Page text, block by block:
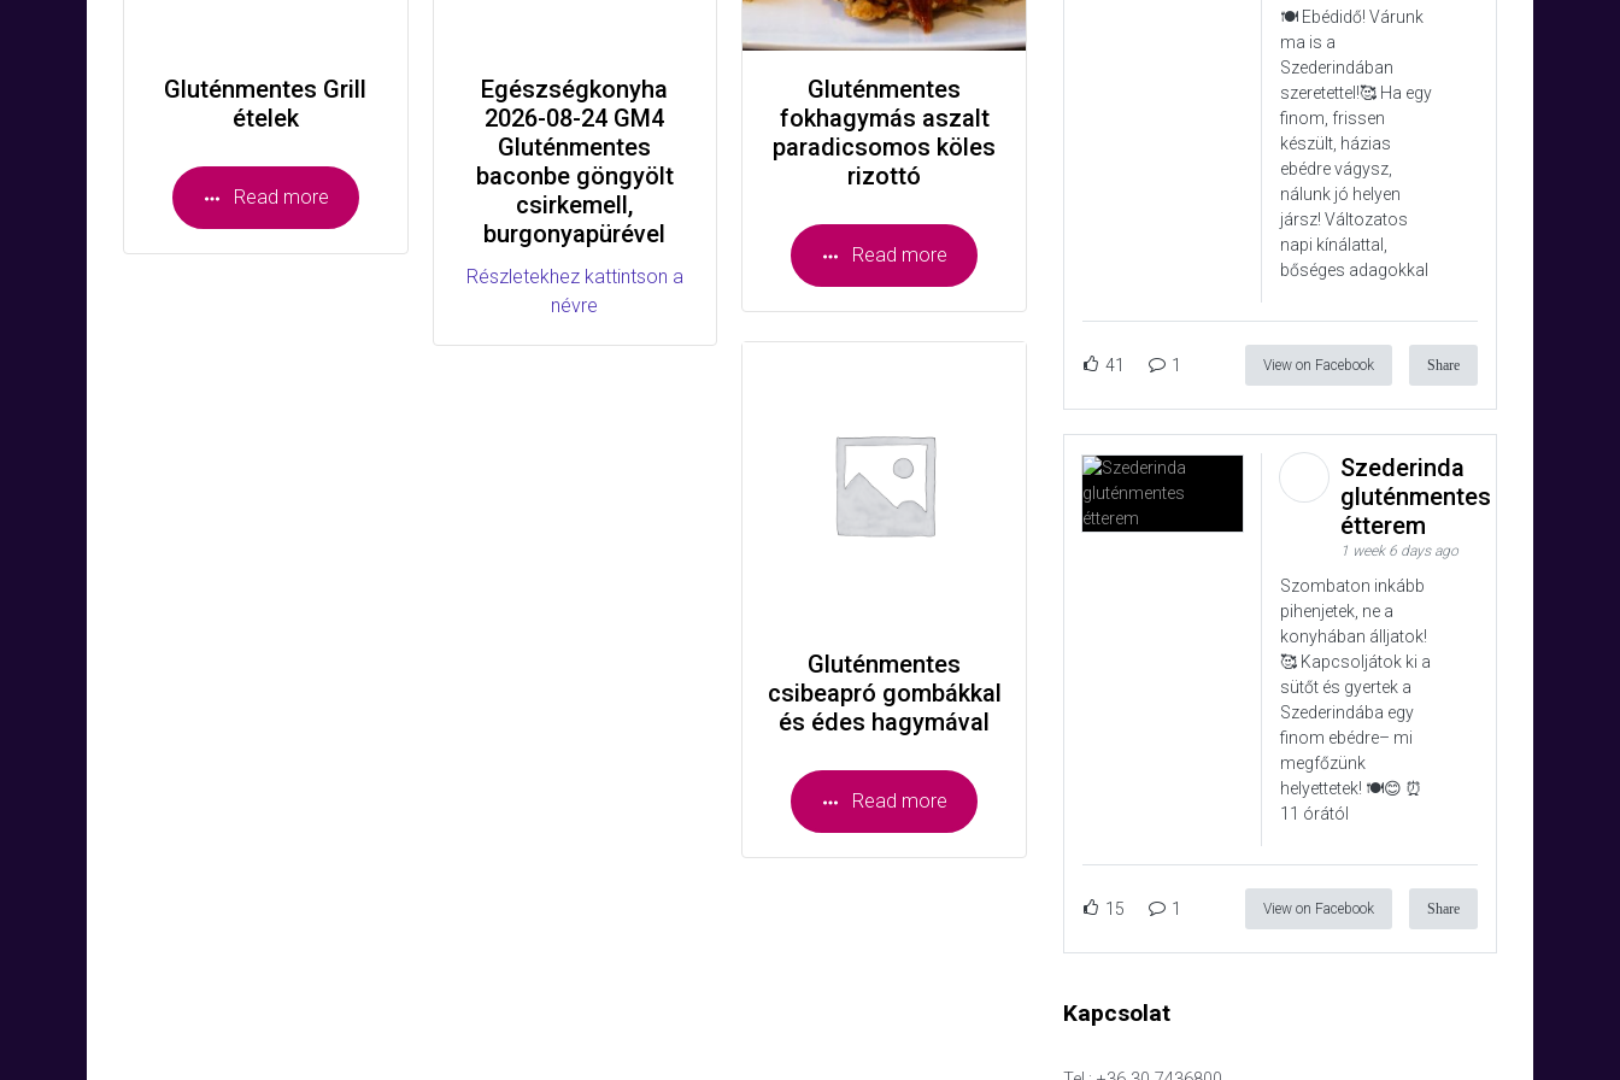
Gluténmentes Grill
ételek
Read more
Egészségkonyha
2026-08-24 GM4
Gluténmentes
baconbe göngyölt
csirkemell,
burgonyapürével
Részletekhez kattintson a
névre
Gluténmentes
fokhagymás aszalt
paradicsomos köles
rizottó
Read more
Gluténmentes
csibeapró gombákkal
és édes hagymával
Read more
🍽️ Ebédidő! Várunk
ma is a
Szederindában
szeretettel!🥰 Ha egy
finom, frissen
készült, házias
ebédre vágysz,
nálunk jó helyen
jársz! Változatos
napi kínálattal,
bőséges adagokkal
41 1 View on Facebook Share
Szederinda
gluténmentes
étterem
1 week 6 days ago
Szombaton inkább
pihenjetek, ne a
konyhában álljatok!
🥰 Kapcsoljátok ki a
sütőt és gyertek a
Szederindába egy
finom ebédre– mi
megfőzünk
helyettetek! 🍽️😊 ⏰
11 órától
15 1 View on Facebook Share
Kapcsolat